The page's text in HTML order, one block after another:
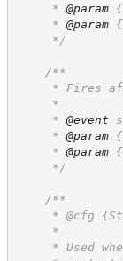
* @param
* @param
*/
/**
* Fires
*
* @event
* @param
* @param
*/
/**
* @cfg
*
* Used when